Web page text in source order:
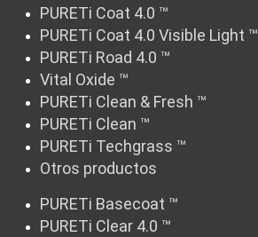
PURETi Coat 4.0 ™
PURETi Coat 4.0 Visible Light ™
PURETi Road 4.0 ™
Vital Oxide ™
PURETi Clean & Fresh ™
PURETi Clean ™
PURETi Techgrass ™
Otros productos
PURETi Basecoat ™
PURETi Clear 4.0 ™